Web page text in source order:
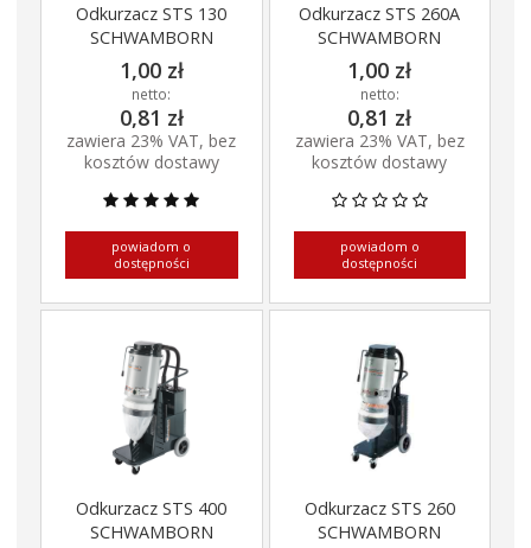
Odkurzacz STS 130
SCHWAMBORN
1,00 zł
netto:
0,81 zł
zawiera 23% VAT, bez
kosztów dostawy
powiadom o
dostępności
Odkurzacz STS 260A
SCHWAMBORN
1,00 zł
netto:
0,81 zł
zawiera 23% VAT, bez
kosztów dostawy
powiadom o
dostępności
Odkurzacz STS 400
SCHWAMBORN
Odkurzacz STS 260
SCHWAMBORN